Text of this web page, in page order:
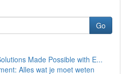
Go
Made Possible with E...
Alles wat je moet weten